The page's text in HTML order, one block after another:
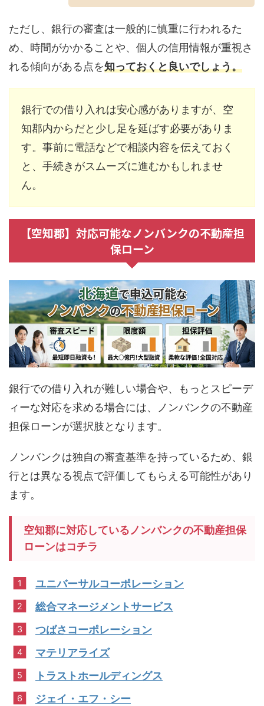
ただし、銀行の審査は一般的に慎重に行われるた
め、時間がかかることや、個人の信用情報が重視さ
れる傾向がある点を知っておくと良いでしょう。
銀行での借り入れは安心感がありますが、空
知郡内からだと少し足を延ばす必要がありま
す。事前に電話などで相談内容を伝えておく
と、手続きがスムーズに進むかもしれませ
ん。
【空知郡】対応可能なノンバンクの不動産担
保ローン
銀行での借り入れが難しい場合や、もっとスピーデ
ィーな対応を求める場合には、ノンバンクの不動産
担保ローンが選択肢となります。
ノンバンクは独自の審査基準を持っているため、銀
行とは異なる視点で評価してもらえる可能性があり
ます。
空知郡に対応しているノンバンクの不動産担保
ローンはコチラ
ユニバーサルコーポレーション
総合マネージメントサービス
つばさコーポレーション
マテリアライズ
トラストホールディングス
ジェイ・エフ・シー